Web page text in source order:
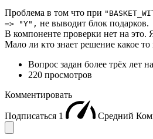
Проблема в том что при
=> "Y", не выводит блок подарков.
В компоненте проверки нет на это.
Мало ли кто знает решение какое то
Вопрос задан более трёх лет
220 просмотров
Комментировать
Подписаться 1 Средний